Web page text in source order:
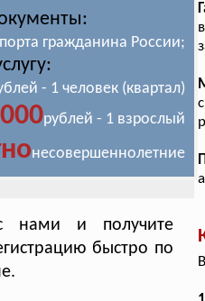
гражданина России;
- 1 человек (квартал)
рублей - 1 взрослый
несовершеннолетние
нами и получите
быстро по